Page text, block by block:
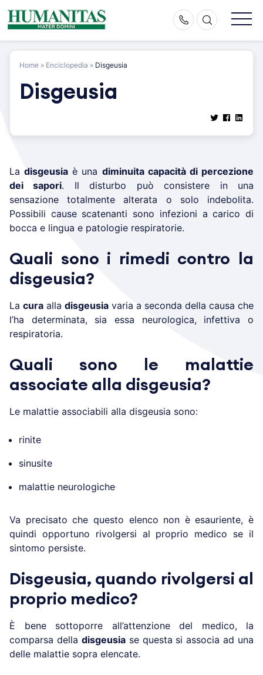
Skip
to
Home » Enciclopedia » Disgeusia
Disgeusia
Ladisgeusia è una diminuita capacità di percezione
dei sapori. Il disturbo può consistere in una
sensazione totalmente alterata o solo indebolita.
Possibili cause scatenanti sono infezioni a carico di
bocca e lingua e patologie respiratorie.
Quali sono i rimedi contro la
disgeusia?
La cura alla disgeusia varia a seconda della causa che
l’ha determinata, sia essa neurologica, infettiva o
respiratoria.
Quali sono le malattie
associate alla disgeusia?
Le malattie associabili alla disgeusia sono:
rinite
sinusite
malattie neurologiche
Va precisato che questo elenco non è esauriente, è
quindi opportuno rivolgersi al proprio medico se il
sintomo persiste.
Disgeusia, quando rivolgersi al
proprio medico?
È bene sottoporre all’attenzione del medico, la
comparsa della disgeusiase questa si associa ad una
delle malattie sopra elencate.